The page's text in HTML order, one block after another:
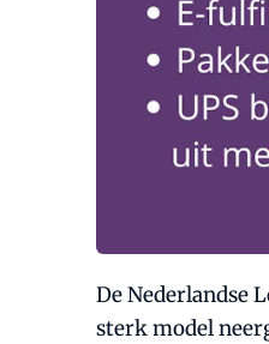
De Nederlandse
sterk model